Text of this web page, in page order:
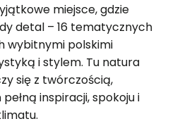
miejsce, gdzie
detal – 16 tematycznych
wybitnymi polskimi
i stylem. Tu natura
się z twórczością,
inspiracji, spokoju i